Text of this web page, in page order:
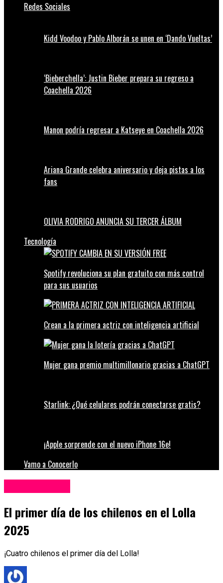
Redes Sociales
Kidd Voodoo y Pablo Alborán se unen en ‘Dando Vueltas’
‘Bieberchella’: Justin Bieber prepara su regreso a
Coachella 2026
Manon podría regresar a Katseye en Coachella 2026
Ariana Grande celebra aniversario y deja pistas a los
fans
OLIVIA RODRIGO ANUNCIA SU TERCER ÁLBUM
Tecnología
Spotify revoluciona su plan gratuito con más control
para sus usuarios
Crean a la primera actriz con inteligencia artificial
Mujer gana premio multimillonario gracias a ChatGPT
Starlink: ¿Qué celulares podrán conectarse gratis?
¡Apple sorprende con el nuevo iPhone 16e!
Vamo a Conocerlo
El primer día de los chilenos en el Lolla
2025
¡Cuatro chilenos el primer día del Lolla!